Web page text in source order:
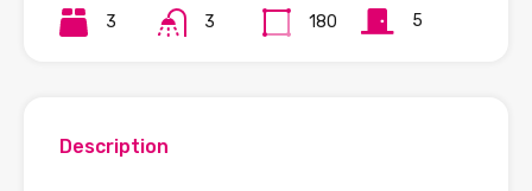
3 3 180 5
Description